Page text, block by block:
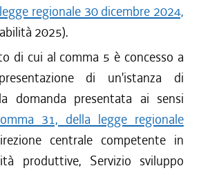
regionale 30 dicembre 2024,
2025).
di cui al comma 5 è concesso a
di un'istanza di
domanda presentata ai sensi
31, della legge regionale
centrale competente in
produttive, Servizio sviluppo